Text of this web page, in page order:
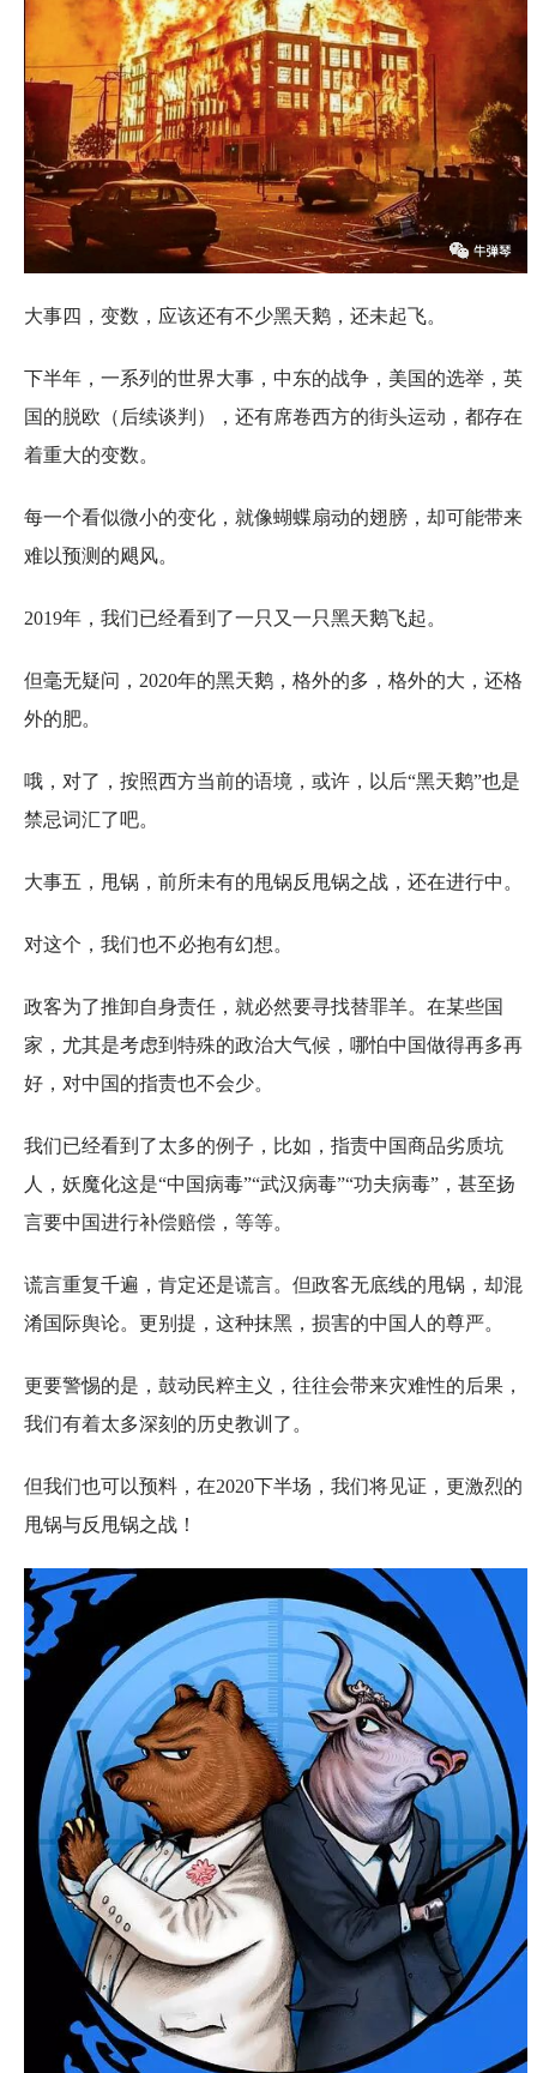
大事四，变数，应该还有不少黑天鹅，还未起飞。
下半年，一系列的世界大事，中东的战争，美国的选举，英
国的脱欧（后续谈判），还有席卷西方的街头运动，都存在
着重大的变数。
每一个看似微小的变化，就像蝴蝶扇动的翅膀，却可能带来
难以预测的飓风。
2019年，我们已经看到了一只又一只黑天鹅飞起。
但毫无疑问，2020年的黑天鹅，格外的多，格外的大，还格
外的肥。
哦，对了，按照西方当前的语境，或许，以后“黑天鹅”也是
禁忌词汇了吧。
大事五，甩锅，前所未有的甩锅反甩锅之战，还在进行中。
对这个，我们也不必抱有幻想。
政客为了推卸自身责任，就必然要寻找替罪羊。在某些国
家，尤其是考虑到特殊的政治大气候，哪怕中国做得再多再
好，对中国的指责也不会少。
我们已经看到了太多的例子，比如，指责中国商品劣质坑
人，妖魔化这是“中国病毒”“武汉病毒”“功夫病毒”，甚至扬
言要中国进行补偿赔偿，等等。
谎言重复千遍，肯定还是谎言。但政客无底线的甩锅，却混
淆国际舆论。更别提，这种抹黑，损害的中国人的尊严。
更要警惕的是，鼓动民粹主义，往往会带来灾难性的后果，
我们有着太多深刻的历史教训了。
但我们也可以预料，在2020下半场，我们将见证，更激烈的
甩锅与反甩锅之战！